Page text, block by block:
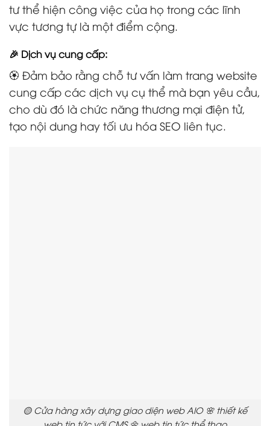
tư thể hiện công việc của họ trong các lĩnh
vực tương tự là một điểm cộng.
🎉 Dịch vụ cung cấp:
🏵️ Đảm bảo rằng chỗ tư vấn làm trang website
cung cấp các dịch vụ cụ thể mà bạn yêu cầu,
cho dù đó là chức năng thương mại điện tử,
tạo nội dung hay tối ưu hóa SEO liên tục.
🟡 Cửa hàng xây dựng giao diện web AIO 🌸 thiết kế